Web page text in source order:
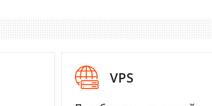
VPS